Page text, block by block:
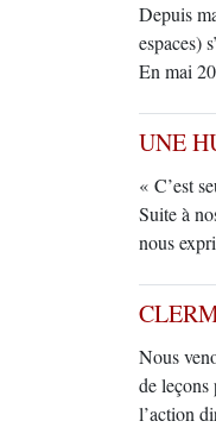
Depuis
espaces)
En mai
UNE
« C’est
Suite à
nous
Nous
de leçons
l’action